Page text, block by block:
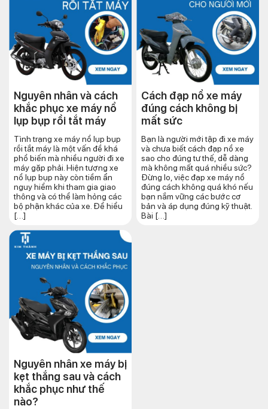
Nguyên nhân và cách
khắc phục xe máy nổ
lụp bụp rồi tắt máy
Tình trạng xe máy nổ lụp bụp
rồi tắt máy là một vấn đề khá
phổ biến mà nhiều người đi xe
máy gặp phải. Hiện tượng xe
nổ lụp bụp này còn tiềm ẩn
nguy hiểm khi tham gia giao
thông và có thể làm hỏng các
bộ phận khác của xe. Để hiểu
[…]
Cách đạp nổ xe máy
đúng cách​ không bị
mất sức
Bạn là người mới tập đi xe máy
và chưa biết cách đạp nổ xe
sao cho đúng tư thế, dễ dàng
mà không mất quá nhiều sức?
Đừng lo, việc đạp xe máy nổ
đúng cách không quá khó nếu
bạn nắm vững các bước cơ
bản và áp dụng đúng kỹ thuật.
Bài […]
Nguyên nhân xe máy bị
kẹt thắng sau và cách
khắc phục như thế
nào?